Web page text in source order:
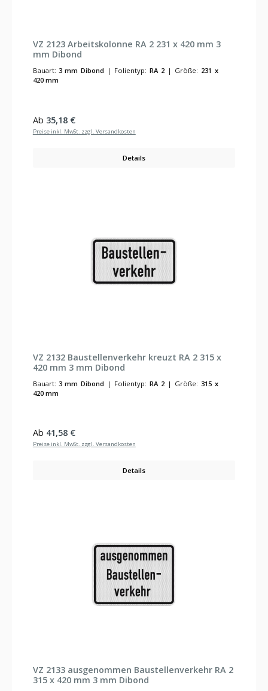
VZ 2123 Arbeitskolonne RA 2 231 x 420 mm 3
mm Dibond
Bauart: 3 mm Dibond | Folientyp: RA 2 | Größe: 231 x
420 mm
Regulärer Preis:
Ab 35,18 €
Preise inkl. MwSt. zzgl. Versandkosten
Details
VZ 2132 Baustellenverkehr kreuzt RA 2 315 x
420 mm 3 mm Dibond
Bauart: 3 mm Dibond | Folientyp: RA 2 | Größe: 315 x
420 mm
Regulärer Preis:
Ab 41,58 €
Preise inkl. MwSt. zzgl. Versandkosten
Details
VZ 2133 ausgenommen Baustellenverkehr RA 2
315 x 420 mm 3 mm Dibond